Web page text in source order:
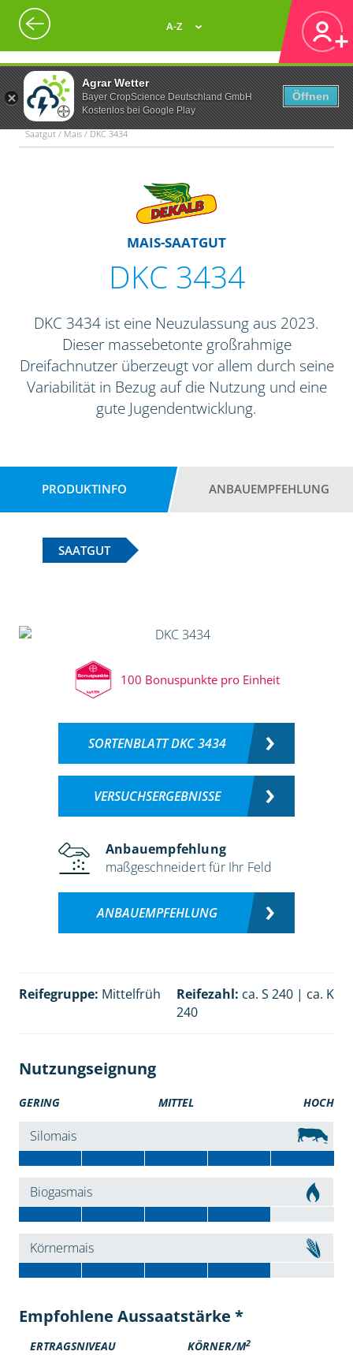
Agrar Wetter
Bayer CropScience Deutschland GmbH
Kostenlos bei Google Play
Öffnen
A-Z
Saatgut / Mais / DKC 3434
MAIS-SAATGUT
DKC 3434
DKC 3434 ist eine Neuzulassung aus 2023.
Dieser massebetonte großrahmige
Dreifachnutzer überzeugt vor allem durch seine
Variabilität in Bezug auf die Nutzung und eine
gute Jugendentwicklung.
PRODUKTINFO ANBAUEMPFEHLUNG
SAATGUT
100 Bonuspunkte pro Einheit
SORTENBLATT DKC 3434
VERSUCHSERGEBNISSE
Anbauempfehlung
maßgeschneidert für Ihr Feld
ANBAUEMPFEHLUNG
Reifegruppe: Mittelfrüh Reifezahl: ca. S 240 | ca. K
240
Nutzungseignung
GERING MITTEL HOCH
Silomais
Biogasmais
Körnermais
Empfohlene Aussaatstärke *
ERTRAGSNIVEAU KÖRNER/M2